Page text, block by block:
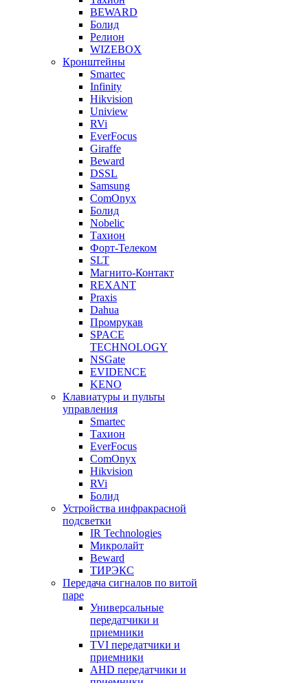
BEWARD
Болид
Релион
WIZEBOX
Кронштейны
Smartec
Infinity
Hikvision
Uniview
RVi
EverFocus
Giraffe
Beward
DSSL
Samsung
ComOnyx
Болид
Nobelic
Тахион
Форт-Телеком
SLT
Магнито-Контакт
REXANT
Praxis
Dahua
Промрукав
SPACE
TECHNOLOGY
NSGate
EVIDENCE
KENO
Клавиатуры и пульты
управления
Smartec
Тахион
EverFocus
ComOnyx
Hikvision
RVi
Болид
Устройства инфракрасной
подсветки
IR Technologies
Микролайт
Beward
ТИРЭКС
Передача сигналов по витой
паре
Универсальные
передатчики и
приемники
TVI передатчики и
приемники
AHD передатчики и